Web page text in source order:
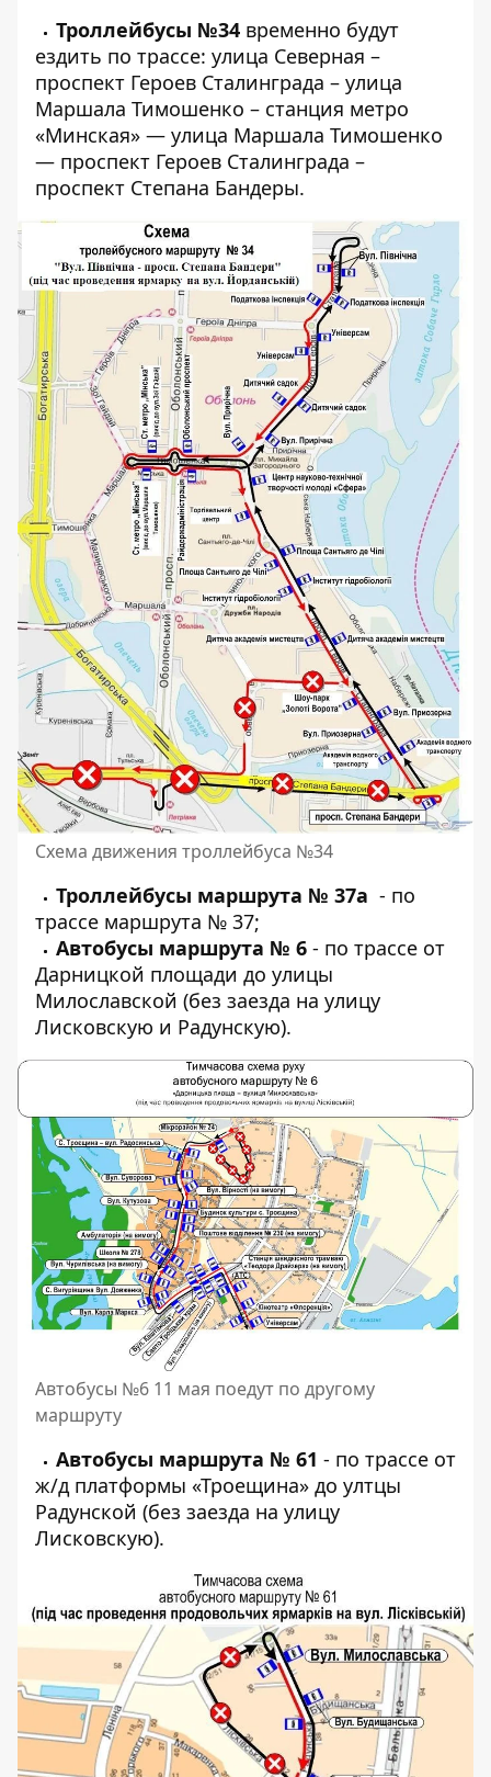
Троллейбусы №34 временно будут
ездить по трассе: улица Северная –
проспект Героев Сталинграда – улица
Маршала Тимошенко – станция метро
«Минская» — улица Маршала Тимошенко
— проспект Героев Сталинграда –
проспект Степана Бандеры.
Схема движения троллейбуса №34
Троллейбусы маршрута № 37а - по
трассе маршрута № 37;
Автобусы маршрута № 6 - по трассе от
Дарницкой площади до улицы
Милославской (без заезда на улицу
Лисковскую и Радунскую).
Автобусы №6 11 мая поедут по другому
маршруту
Автобусы маршрута № 61 - по трассе от
ж/д платформы «Троещина» до ултцы
Радунской (без заезда на улицу
Лисковскую).